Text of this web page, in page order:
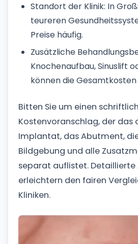
Standort der Klinik: In
teureren
Preise häufig.
Zusätzliche
Knochenaufbau, Sinuslift
können die
Bitten Sie um einen
Kostenvoranschlag, der das
Implantat, das Abutment,
Bildgebung und alle
separat auflistet.
erleichtern den fairen
Kliniken.